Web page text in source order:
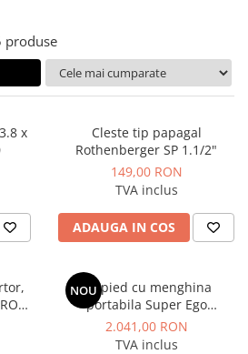
produse
x
Cleste tip papagal
Rothenberger SP 1.1/2"
149,00 RON
TVA inclus
ADAUGA IN COS
NOU
Trepied cu menghina
portabila Super Ego
Rothenberger
2.041,00 RON
TVA inclus